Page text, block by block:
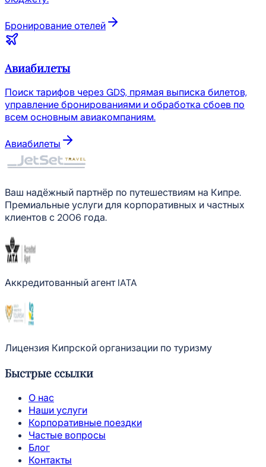
Бронирование отелей
Авиабилеты
Поиск тарифов через GDS, прямая выписка билетов,
управление бронированиями и обработка сбоев по
всем основным авиакомпаниям.
Авиабилеты
Ваш надёжный партнёр по путешествиям на Кипре.
Премиальные услуги для корпоративных и частных
клиентов с 2006 года.
Аккредитованный агент IATA
Лицензия Кипрской организации по туризму
Быстрые ссылки
О нас
Наши услуги
Корпоративные поездки
Частые вопросы
Блог
Контакты